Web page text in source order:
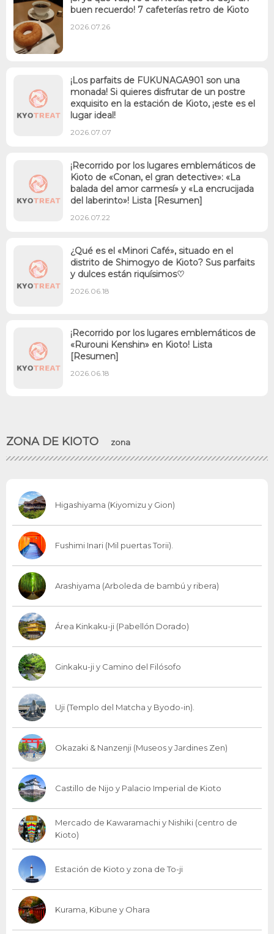
buen recuerdo! 7 cafeterías retro de Kioto
2026.07.26
¡Los parfaits de FUKUNAGA901 son una
monada! Si quieres disfrutar de un postre
exquisito en la estación de Kioto, ¡este es el
lugar ideal!
2026.07.07
¡Recorrido por los lugares emblemáticos de
Kioto de «Conan, el gran detective»: «La
balada del amor carmesí» y «La encrucijada
del laberinto»! Lista [Resumen]
2026.07.22
¿Qué es el «Minori Café», situado en el
distrito de Shimogyo de Kioto? Sus parfaits
y dulces están riquísimos♡
2026.06.18
¡Recorrido por los lugares emblemáticos de
«Rurouni Kenshin» en Kioto! Lista
[Resumen]
2026.06.18
ZONA DE KIOTO zona
Higashiyama (Kiyomizu y Gion)
Fushimi Inari (Mil puertas Torii).
Arashiyama (Arboleda de bambú y ribera)
Área Kinkaku-ji (Pabellón Dorado)
Ginkaku-ji y Camino del Filósofo
Uji (Templo del Matcha y Byodo-in).
Okazaki & Nanzenji (Museos y Jardines Zen)
Castillo de Nijo y Palacio Imperial de Kioto
Mercado de Kawaramachi y Nishiki (centro de
Kioto)
Estación de Kioto y zona de To-ji
Kurama, Kibune y Ohara